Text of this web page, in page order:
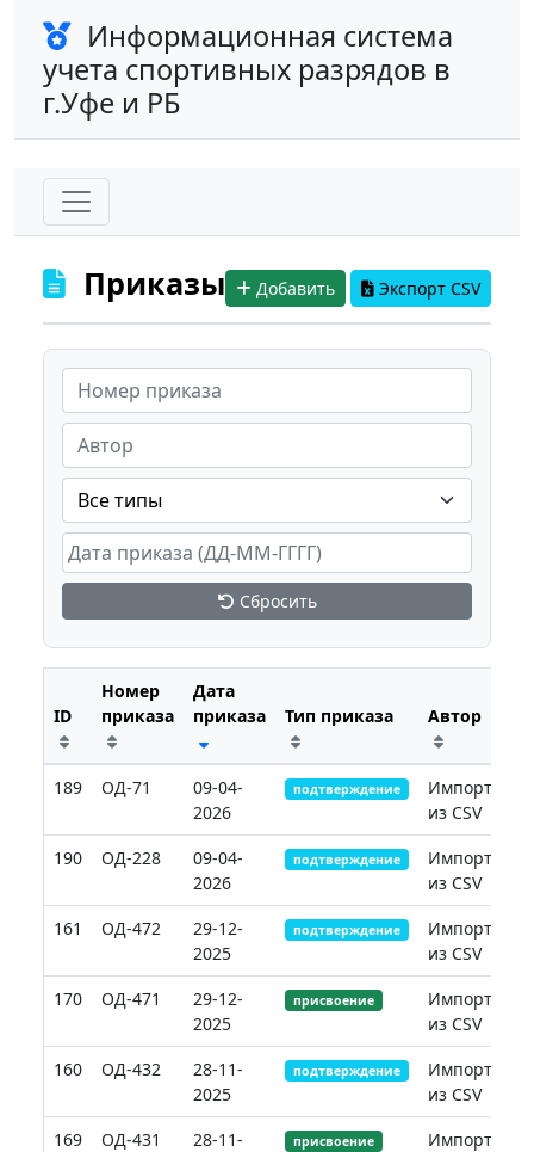
Информационная система
учета спортивных разрядов в
г.Уфе и РБ
Приказы Добавить Экспорт CSV
Сбросить
ID
Номер
приказа
Дата
приказа
Тип приказа
Автор
189 ОД-71
09-04-
2026
подтверждение
Импорт
из CSV
190
ОД-228
09-04-
2026
подтверждение
Импорт
из CSV
161
ОД-472
29-12-
2025
подтверждение
Импорт
из CSV
170
ОД-471
29-12-
2025
присвоение
Импорт
из CSV
160
ОД-432
28-11-
2025
подтверждение
Импорт
из CSV
169
ОД-431
28-11-
присвоение
Импорт